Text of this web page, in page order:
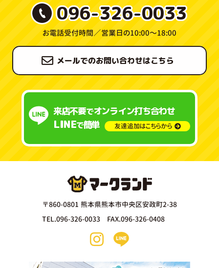
096-326-0033
お電話受付時間／営業日の10:00〜18:00
メールでのお問い合わせはこちら
来店不要でオンライン打ち合わせ
LINEで簡単 友達追加はこちらから
〒860-0801 熊本県熊本市中央区安政町2-38
TEL.096-326-0033 FAX.096-326-0408